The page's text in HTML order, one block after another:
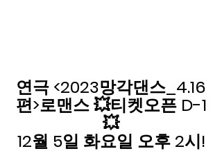
연극 <2023망각댄스_4.16
편>로맨스 💥티켓오픈 D-1
💥
12월 5일 화요일 오후 2시!